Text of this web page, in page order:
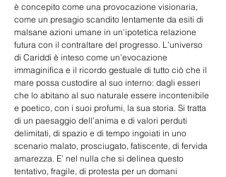
è concepito come una provocazione visionaria,
come un presagio scandito lentamente da esiti di
malsane azioni umane in un’ipotetica relazione
futura con il contraltare del progresso. L’universo
di Cariddi è inteso come un’evocazione
immaginifica e il ricordo gestuale di tutto ciò che il
mare possa custodire al suo interno: dagli esseri
che lo abitano al suo naturale essere incontenibile
e poetico, con i suoi profumi, la sua storia. Si tratta
di un paesaggio dell’anima e di valori perduti
delimitati, di spazio e di tempo ingoiati in uno
scenario malato, prosciugato, fatiscente, di fervida
amarezza. E’ nel nulla che si delinea questo
tentativo, fragile, di protesta per un domani